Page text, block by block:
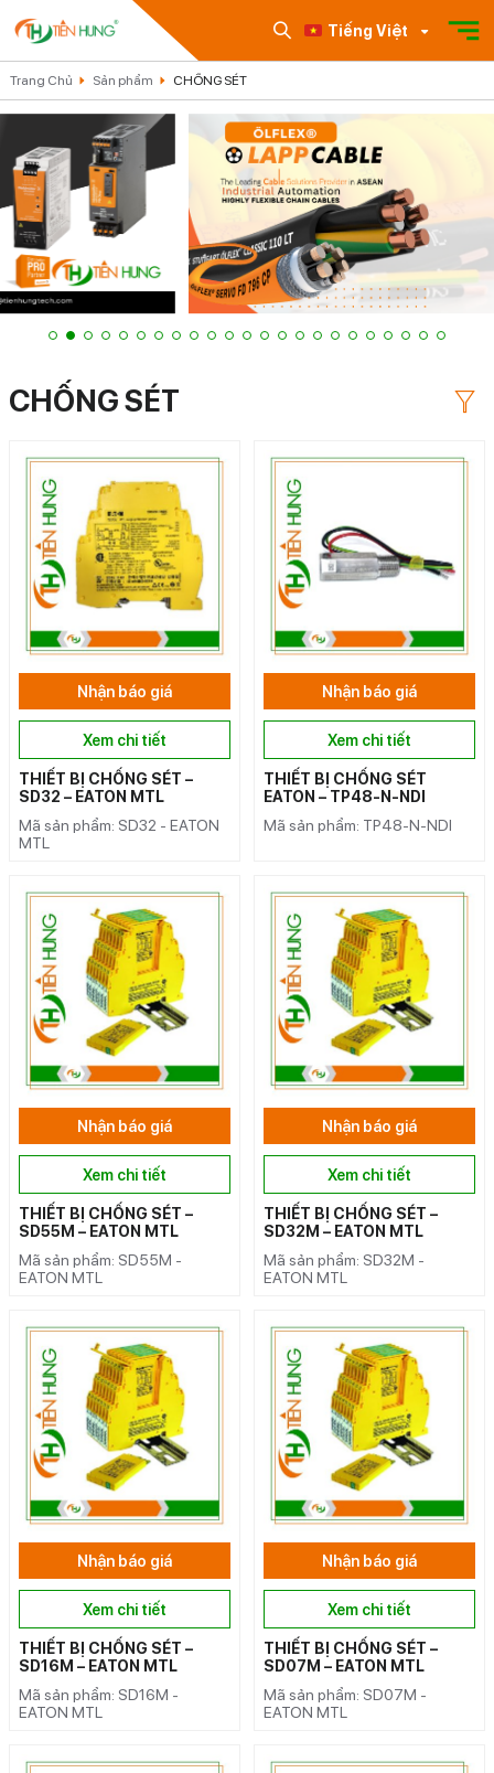
Tiếng Việt
Trang Chủ Sản phẩm CHỐNG SÉT
CHỐNG SÉT
Nhận báo giá
Xem chi tiết
THIẾT BỊ CHỐNG SÉT –
SD32 – EATON MTL
Mã sản phẩm: SD32 - EATON
MTL
Nhận báo giá
Xem chi tiết
THIẾT BỊ CHỐNG SÉT
EATON – TP48-N-NDI
Mã sản phẩm: TP48-N-NDI
Nhận báo giá
Xem chi tiết
THIẾT BỊ CHỐNG SÉT –
SD55M – EATON MTL
Mã sản phẩm: SD55M -
EATON MTL
Nhận báo giá
Xem chi tiết
THIẾT BỊ CHỐNG SÉT –
SD32M – EATON MTL
Mã sản phẩm: SD32M -
EATON MTL
Nhận báo giá
Xem chi tiết
THIẾT BỊ CHỐNG SÉT –
SD16M – EATON MTL
Mã sản phẩm: SD16M -
EATON MTL
Nhận báo giá
Xem chi tiết
THIẾT BỊ CHỐNG SÉT –
SD07M – EATON MTL
Mã sản phẩm: SD07M -
EATON MTL